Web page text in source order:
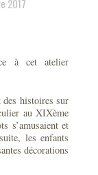
2017
à cet atelier
des histoires sur
au XIXème
s’amusaient et
les enfants
décorations